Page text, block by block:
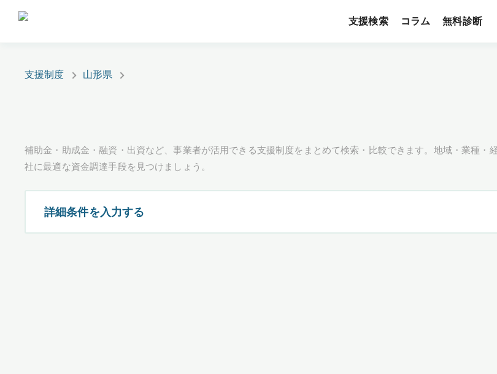
支援検索 コラム 無料診断
支援制度 山形県
補助金・助成金・融資・出資など、事業者が活用できる支援制度をまとめて検索・比較できます。地域・業種・
社に最適な資金調達手段を見つけましょう。
詳細条件を入力する